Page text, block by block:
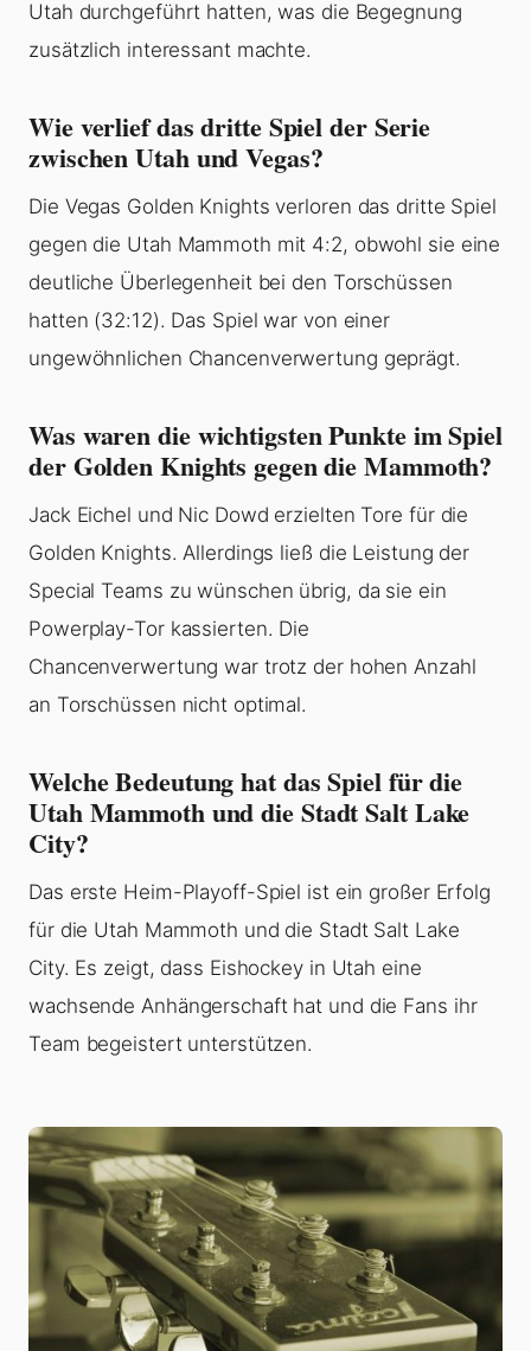
Utah durchgeführt hatten, was die Begegnung
zusätzlich interessant machte.
Wie verlief das dritte Spiel der Serie
zwischen Utah und Vegas?
Die Vegas Golden Knights verloren das dritte Spiel
gegen die Utah Mammoth mit 4:2, obwohl sie eine
deutliche Überlegenheit bei den Torschüssen
hatten (32:12). Das Spiel war von einer
ungewöhnlichen Chancenverwertung geprägt.
Was waren die wichtigsten Punkte im Spiel
der Golden Knights gegen die Mammoth?
Jack Eichel und Nic Dowd erzielten Tore für die
Golden Knights. Allerdings ließ die Leistung der
Special Teams zu wünschen übrig, da sie ein
Powerplay-Tor kassierten. Die
Chancenverwertung war trotz der hohen Anzahl
an Torschüssen nicht optimal.
Welche Bedeutung hat das Spiel für die
Utah Mammoth und die Stadt Salt Lake
City?
Das erste Heim-Playoff-Spiel ist ein großer Erfolg
für die Utah Mammoth und die Stadt Salt Lake
City. Es zeigt, dass Eishockey in Utah eine
wachsende Anhängerschaft hat und die Fans ihr
Team begeistert unterstützen.